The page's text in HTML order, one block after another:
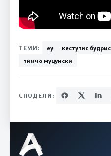
ТЕМИ: еу кестутис будрис
тимчо муцунски
СПОДЕЛИ: